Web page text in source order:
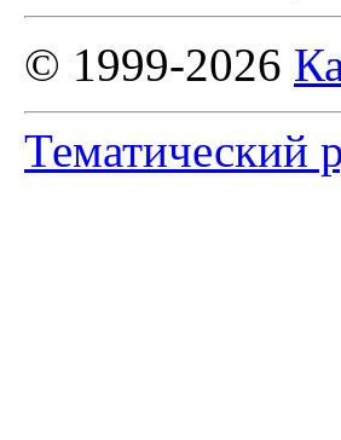
© 1999-2026
Тематический